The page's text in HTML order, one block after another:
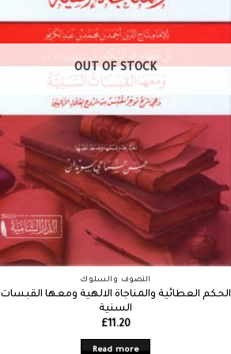
OUT OF STOCK
التصوف والسلوك
الحكم العطائية والمناجاة الالهية ومعها القبسات
السنية
£11.20
Read more